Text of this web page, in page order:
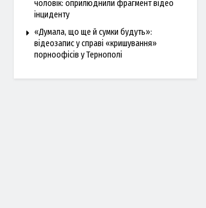
чоловік: оприлюднили фрагмент відео
інциденту
«Думала, що ще й сумки будуть»:
відеозапис у справі «кришування»
порноофісів у Тернополі